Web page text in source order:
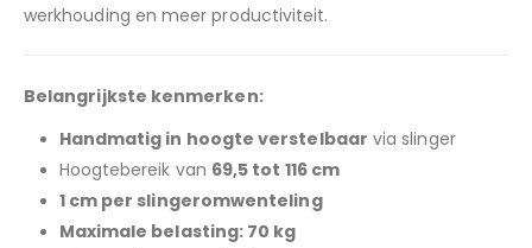
werkhouding en meer productiviteit.
Belangrijkste kenmerken:
Handmatig in hoogte verstelbaar via slinger
Hoogtebereik van 69,5 tot 116 cm
1 cm per slingeromwenteling
Maximale belasting: 70 kg